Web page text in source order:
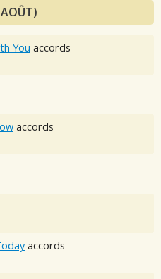
You accords
accords
accords